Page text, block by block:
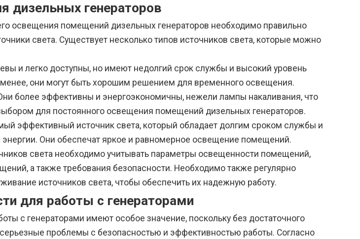
дизельных генераторов
освещения помещений дизельных генераторов необходимо правильно
света. Существует несколько типов источников света, которые можно
и легко доступны, но имеют недолгий срок службы и высокий уровень
они могут быть хорошим решением для временного освещения.
более эффективны и энергоэкономичны, нежели лампы накаливания, что
для постоянного освещения помещений дизельных генераторов.
эффективный источник света, который обладает долгим сроком службы и
Они обеспечат яркое и равномерное освещение помещений.
света необходимо учитывать параметры освещенности помещений,
а также требования безопасности. Необходимо также регулярно
источников света, чтобы обеспечить их надежную работу.
для работы с генераторами
с генераторами имеют особое значение, поскольку без достаточного
проблемы с безопасностью и эффективностью работы. Согласно